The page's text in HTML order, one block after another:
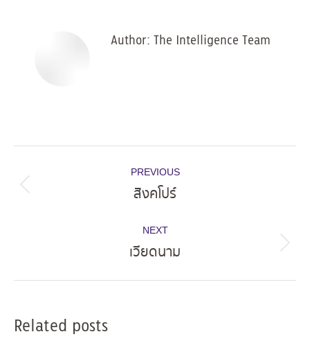
Author: The Intelligence Team
navigation
PREVIOUS
Previous
สิงคโปร์
NEXT
Next
เวียดนาม
Related posts